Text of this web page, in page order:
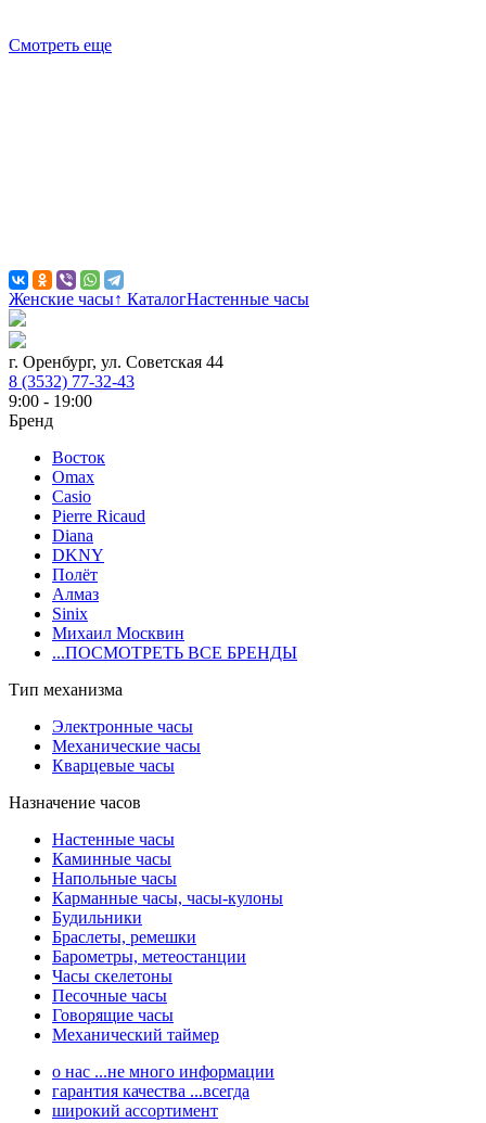
Смотреть еще
Женские часы↑ КаталогНастенные часы
г. Оренбург, ул. Советская 44
8 (3532) 77-32-43
9:00 - 19:00
Бренд
Восток
Omax
Casio
Pierre Ricaud
Diana
DKNY
Полёт
Алмаз
Sinix
Михаил Москвин
...ПОСМОТРЕТЬ ВСЕ БРЕНДЫ
Тип механизма
Электронные часы
Механические часы
Кварцевые часы
Назначение часов
Настенные часы
Каминные часы
Напольные часы
Карманные часы, часы-кулоны
Будильники
Браслеты, ремешки
Барометры, метеостанции
Часы скелетоны
Песочные часы
Говорящие часы
Механический таймер
о нас ...не много информации
гарантия качества ...всегда
широкий ассортимент